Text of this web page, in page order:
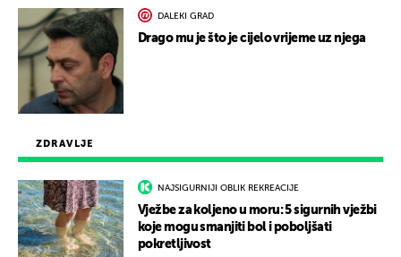
ZDRAVLJE
NAJSIGURNIJI OBLIK REKREACIJE
Vježbe za koljeno u moru: 5 sigurnih vježbi
koje mogu smanjiti bol i poboljšati
pokretljivost
DALEKI GRAD
Drago mu je što je cijelo vrijeme uz njega